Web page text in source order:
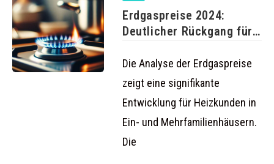
Erdgaspreise 2024:
Deutlicher Rückgang für
Die Analyse der Erdgaspreise
zeigt eine signifikante
Entwicklung für Heizkunden in
Ein- und Mehrfamilienhäusern.
Die